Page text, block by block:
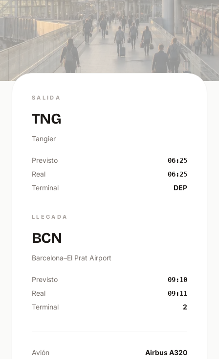
SALIDA
TNG
Tangier
Previsto 06:25
Real 06:25
Terminal DEP
LLEGADA
BCN
Barcelona–El Prat Airport
Previsto 09:10
Real 09:11
Terminal 2
Avión Airbus A320